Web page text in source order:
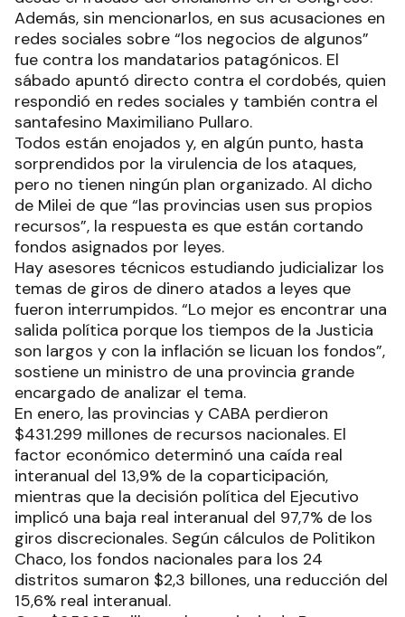
Además, sin mencionarlos, en sus acusaciones en
redes sociales sobre “los negocios de algunos”
fue contra los mandatarios patagónicos. El
sábado apuntó directo contra el cordobés, quien
respondió en redes sociales y también contra el
santafesino Maximiliano Pullaro.
Todos están enojados y, en algún punto, hasta
sorprendidos por la virulencia de los ataques,
pero no tienen ningún plan organizado. Al dicho
de Milei de que “las provincias usen sus propios
recursos”, la respuesta es que están cortando
fondos asignados por leyes.
Hay asesores técnicos estudiando judicializar los
temas de giros de dinero atados a leyes que
fueron interrumpidos. “Lo mejor es encontrar una
salida política porque los tiempos de la Justicia
son largos y con la inflación se licuan los fondos”,
sostiene un ministro de una provincia grande
encargado de analizar el tema.
En enero, las provincias y CABA perdieron
$431.299 millones de recursos nacionales. El
factor económico determinó una caída real
interanual del 13,9% de la coparticipación,
mientras que la decisión política del Ejecutivo
implicó una baja real interanual del 97,7% de los
giros discrecionales. Según cálculos de Politikon
Chaco, los fondos nacionales para los 24
distritos sumaron $2,3 billones, una reducción del
15,6% real interanual.